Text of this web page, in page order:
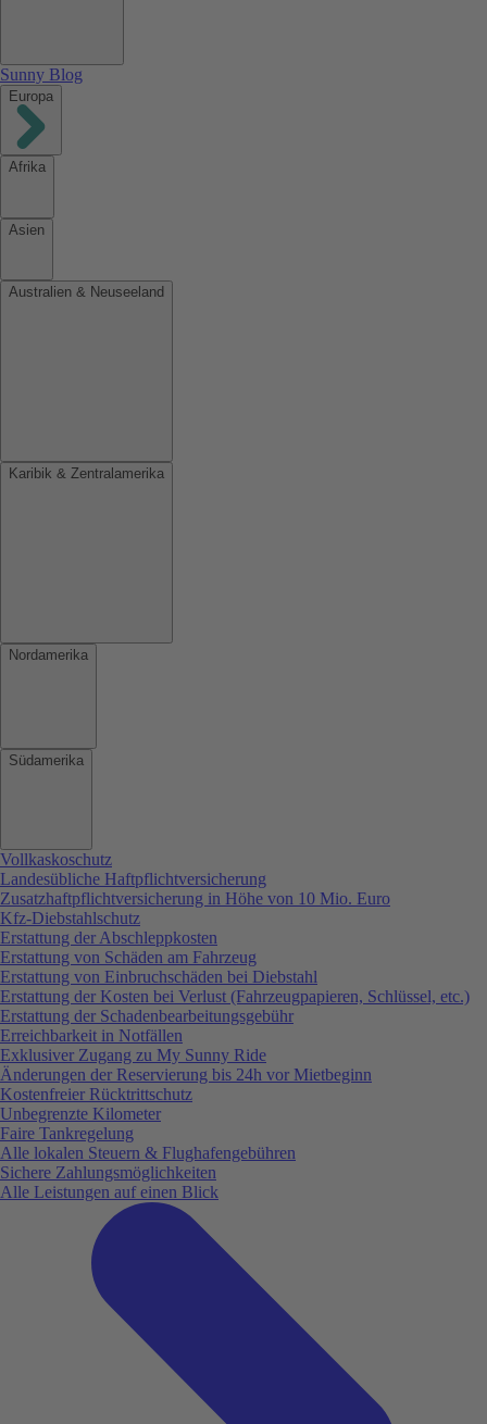
Sunny Blog
Europa
Afrika
Asien
Australien & Neuseeland
Karibik & Zentralamerika
Nordamerika
Südamerika
Vollkaskoschutz
Landesübliche Haftpflichtversicherung
Zusatzhaftpflichtversicherung in Höhe von 10 Mio. Euro
Kfz-Diebstahlschutz
Erstattung der Abschleppkosten
Erstattung von Schäden am Fahrzeug
Erstattung von Einbruchschäden bei Diebstahl
Erstattung der Kosten bei Verlust (Fahrzeugpapieren, Schlüssel, etc.)
Erstattung der Schadenbearbeitungsgebühr
Erreichbarkeit in Notfällen
Exklusiver Zugang zu My Sunny Ride
Änderungen der Reservierung bis 24h vor Mietbeginn
Kostenfreier Rücktrittschutz
Unbegrenzte Kilometer
Faire Tankregelung
Alle lokalen Steuern & Flughafengebühren
Sichere Zahlungsmöglichkeiten
Alle Leistungen auf einen Blick